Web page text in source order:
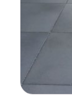
produktu